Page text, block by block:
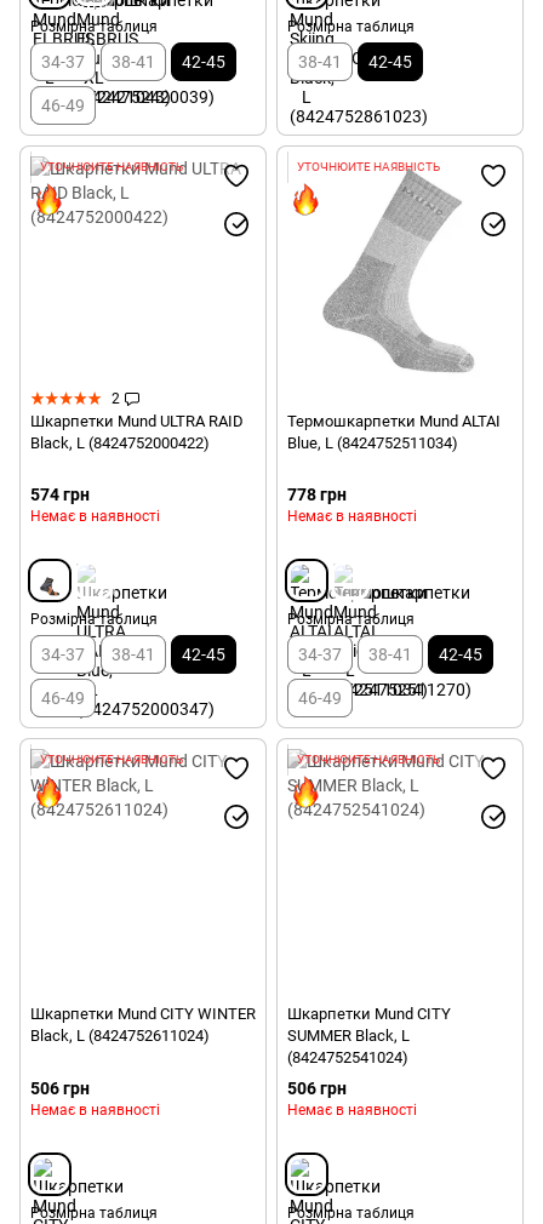
Розмірна таблиця
34-37 38-41 42-45
46-49
Розмірна таблиця
38-41 42-45
УТОЧНЮЙТЕ НАЯВНІСТЬ
2
Шкарпетки Mund ULTRA RAID
Black, L (8424752000422)
574 грн
Немає в наявності
Розмірна таблиця
34-37 38-41 42-45
46-49
УТОЧНЮЙТЕ НАЯВНІСТЬ
Термошкарпетки Mund ALTAI
Blue, L (8424752511034)
778 грн
Немає в наявності
Розмірна таблиця
34-37 38-41 42-45
46-49
УТОЧНЮЙТЕ НАЯВНІСТЬ
Шкарпетки Mund CITY WINTER
Black, L (8424752611024)
506 грн
Немає в наявності
Розмірна таблиця
УТОЧНЮЙТЕ НАЯВНІСТЬ
Шкарпетки Mund CITY
SUMMER Black, L
(8424752541024)
506 грн
Немає в наявності
Розмірна таблиця